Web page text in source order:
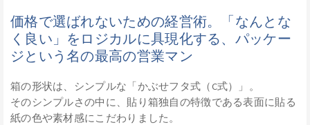
価格で選ばれないための経営術。「なんとな
く良い」をロジカルに具現化する、パッケー
ジという名の最高の営業マン
箱の形状は、シンプルな「かぶせフタ式（C式）」。
そのシンプルさの中に、貼り箱独自の特徴である表面に貼る
紙の色や素材感にこだわりました。